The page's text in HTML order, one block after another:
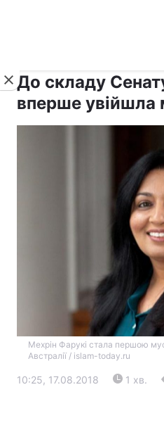
До складу
вперше увійшла
Мехрін Фарукі стала першою
Австралії / islam-today.ru
10:25, 17.08.2018 1 хв.